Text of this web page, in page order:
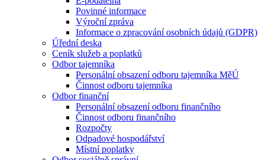
Povinné informace
Výroční zpráva
Informace o zpracování osobních údajů (GDPR)
Úřední deska
Ceník služeb a poplatků
Odbor tajemníka
Personální obsazení odboru tajemníka MěÚ
Činnost odboru tajemníka
Odbor finanční
Personální obsazení odboru finančního
Činnost odboru finančního
Rozpočty
Odpadové hospodářství
Místní poplatky